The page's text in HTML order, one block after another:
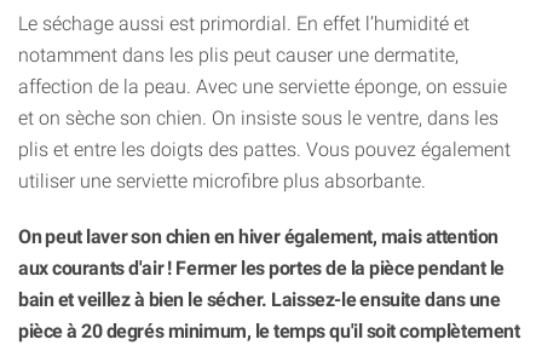
Le séchage aussi est primordial. En effet l’humidité et
notamment dans les plis peut causer une dermatite,
affection de la peau. Avec une serviette éponge, on essuie
et on sèche son chien. On insiste sous le ventre, dans les
plis et entre les doigts des pattes. Vous pouvez également
utiliser une serviette microfibre plus absorbante.
On peut laver son chien en hiver également, mais attention
aux courants d'air ! Fermer les portes de la pièce pendant le
bain et veillez à bien le sécher. Laissez-le ensuite dans une
pièce à 20 degrés minimum, le temps qu'il soit complètement